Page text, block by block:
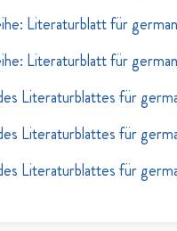
Literaturblatt für
Literaturblatt für
Literaturblattes für
Literaturblattes für
Literaturblattes für